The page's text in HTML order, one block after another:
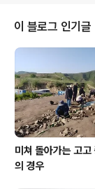
문제가 아닌 제 근본에
식으로든 계속 쓰겠지
매력이 없었습니다. 더
웠습니다. 1993년 1
2월 저는 한국관광공
정말 이 회사원 생활이
이 블로그 인기글
미쳐 돌아가는 고고
의 경우